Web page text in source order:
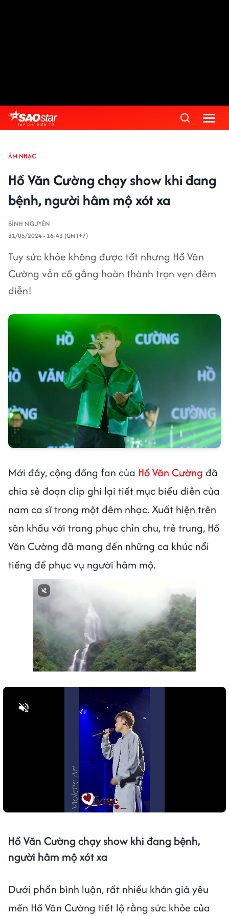
ÂM NHẠC
Hồ Văn Cường chạy show khi đang
bệnh, người hâm mộ xót xa
BÌNH NGUYÊN
31/05/2024 - 16:43 (GMT+7)
Tuy sức khỏe không được tốt nhưng Hồ Văn
Cường vẫn cố gắng hoàn thành trọn vẹn đêm
diễn!
Mới đây, cộng đồng fan của Hồ Văn Cường đã
chia sẻ đoạn clip ghi lại tiết mục biểu diễn của
nam ca sĩ trong một đêm nhạc. Xuất hiện trên
sân khấu với trang phục chỉn chu, trẻ trung, Hồ
Văn Cường đã mang đến những ca khúc nổi
tiếng để phục vụ người hâm mộ.
Next video in 3 Cancel
Hồ Văn Cường chạy show khi đang bệnh,
người hâm mộ xót xa
Dưới phần bình luận, rất nhiều khán giả yêu
mến Hồ Văn Cường tiết lộ rằng sức khỏe của